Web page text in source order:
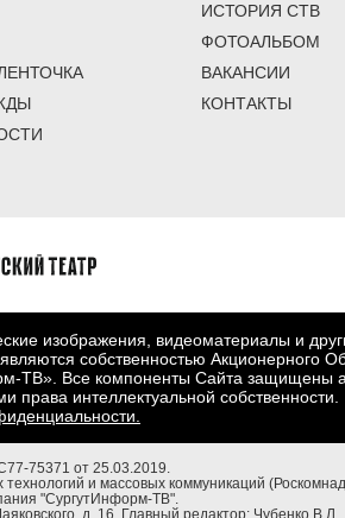
ИСТОРИЯ СТВ
ФОТОАЛЬБОМ
ВАКАНСИИ
КОНТАКТЫ
изображения, видеоматериалы и
собственностью Акционерного
ТВ». Все компоненты Сайта защищены
права интеллектуальной собственности.
75371 от 25.03.2019.
и массовых коммуникаций
"СургутИнформ-ТВ".